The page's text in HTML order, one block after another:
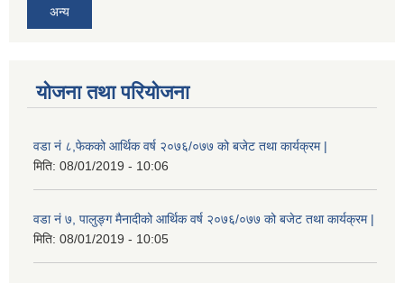
अन्य
योजना तथा परियोजना
वडा नं ८,फेकको आर्थिक वर्ष २०७६/०७७ को बजेट तथा कार्यक्रम |
मिति: 08/01/2019 - 10:06
वडा नं ७, पालुङ्ग मैनादीको आर्थिक वर्ष २०७६/०७७ को बजेट तथा कार्यक्रम |
मिति: 08/01/2019 - 10:05